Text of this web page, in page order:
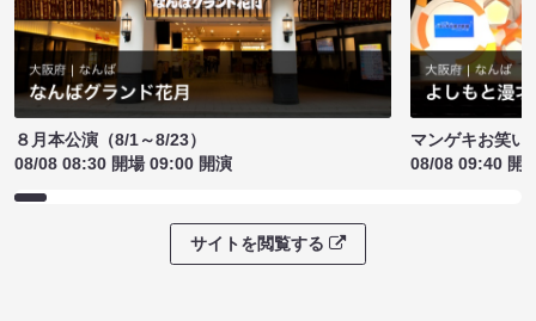
８月本公演（8/1～8/23）
08/08 08:30 開場 09:00 開演
マンゲキお笑い
08/08 09:40 開
サイトを閲覧する